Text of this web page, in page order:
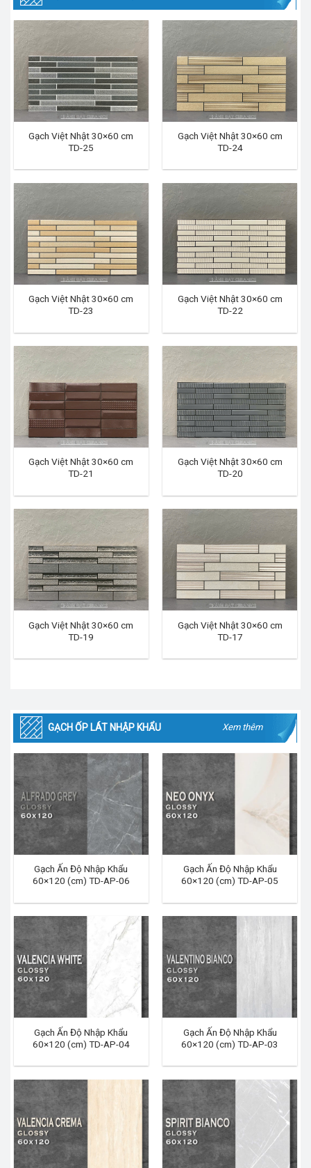
Gạch Việt Nhật 30×60 cm
TD-25
Gạch Việt Nhật 30×60 cm
TD-24
Gạch Việt Nhật 30×60 cm
TD-23
Gạch Việt Nhật 30×60 cm
TD-22
Gạch Việt Nhật 30×60 cm
TD-21
Gạch Việt Nhật 30×60 cm
TD-20
Gạch Việt Nhật 30×60 cm
TD-19
Gạch Việt Nhật 30×60 cm
TD-17
GẠCH ỐP LÁT NHẬP KHẨU Xem thêm
Gạch Ấn Độ Nhập Khẩu
60×120 (cm) TD-AP-06
Gạch Ấn Độ Nhập Khẩu
60×120 (cm) TD-AP-05
Gạch Ấn Độ Nhập Khẩu
60×120 (cm) TD-AP-04
Gạch Ấn Độ Nhập Khẩu
60×120 (cm) TD-AP-03